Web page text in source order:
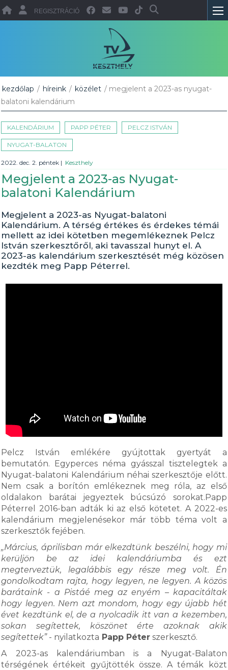
REGISZTRÁCIÓ
kezdőlap / híreink / közélet / megjelent a 2023-as nyugat-
balatoni kalendárium
KALENDÁRIUM PAPP PÉTER PELCZ ISTVÁN
NYUGAT-BALATON
2022. dec. 2. péntek | Keszthely
Megjelent a 2023-as Nyugat-
balatoni Kalendárium
Megjelent a 2023-as Nyugat-balatoni
Kalendárium. A térség értékes és érdekes témái
mellett az idei kötetben megemlékeznek Pelcz
István szerkesztőről, aki tavasszal hunyt el. A
2023-as kalendárium szerkesztését még közösen
kezdték meg Papp Péterrel.
Pelcz István emlékére gyújtottak gyertyát a
bemutatón. Egyperces néma gyásszal tisztelegtek a
Nyugat-balatoni Kalendárium néhai szerkesztője előtt.
Nem csak a borítón emlékeznek meg róla, az első
oldalakon barátai jegyeztek búcsúzó sorokat.Papp
Péterrel 2016-ban adták ki az első kötetet. A 2022-es
kalendárium megjelenésekor már több téma volt a
szerkesztők fejében.
„Március, áprilisban már elkezdtünk beszélni, hogy mi
kerüljön be az idei kalendáriumba és ezt
megterveztük, legalábbis egy része meg volt. Én
gondolkodtam rajta, hogy legyen, ne legyen. A közös
barátaink - a Pistáé meg az enyém – kapacitáltak
hogy legyen. Nem azt mondom, hogy egy újabb hét
évet kezdtünk el, de a nyolcadik itt van a kezemben,
sokan segítettek, köszönet érte azoknak akik
segítettek”- nyilatkozta Papp Péter szerkesztő.
A 2023-as kalendáriumban is a Nyugat-Balaton
térségének értékeit gyűjtötték össze. A témák közt